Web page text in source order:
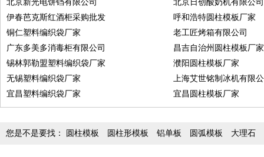
伊春芭克斯红酒柜采购批发
呼和浩特圆柱模板厂家
铜仁塑料编织袋厂家
老工匠烤箱有限公司
广东多美多消毒柜有限公司
昌吉自治州圆柱模板厂家
锡林郭勒盟塑料编织袋厂家
濮阳圆柱模板厂家
无锡塑料编织袋厂家
上海艾世铭制冰机有限
宜昌塑料编织袋厂家
宜昌圆柱模板厂家
您是不是要找： 圆柱模板 圆柱形模板 铝单板 圆弧模板 大理石